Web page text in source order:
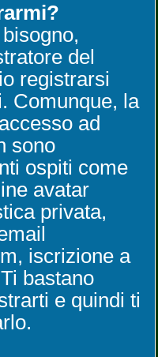
del
registrarsi
Comunque, la
ad
sono
ospiti come
avatar
privata,
iscrizione a
bastano
e quindi ti